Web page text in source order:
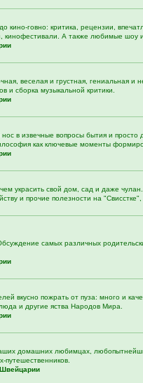
кино-говно: критика, рецензии,
кинофестивали. А также любимые шоу
веселая и грустная, гениальная и
и сборка музыкальной критики.
в извечные вопросы бытия и просто
как ключевые моменты
украсить свой дом, сад и даже
и прочие полезности на "Свисстке",
самых различных
вкусно пожрать от пуза: много и
и другие яства Народов Мира.
домашних любимцах,
путешественников.